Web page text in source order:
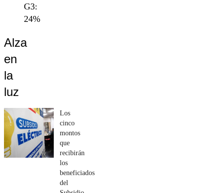
G3:
24%
Alza
en
la
luz
Los
cinco
montos
que
recibirán
los
beneficiados
del